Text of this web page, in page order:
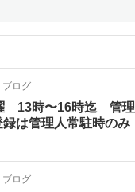
ブログ
13時〜16時迄 管理
録は管理人常駐時のみ
ブログ